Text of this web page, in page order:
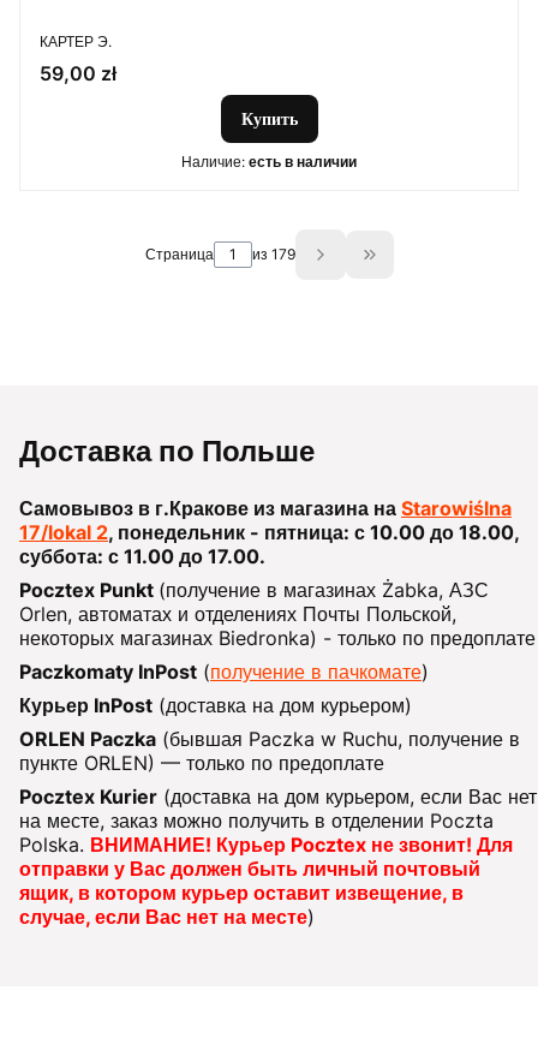
ПРОИЗВОДИТЕЛЬ
КАРТЕР Э.
Цена
59,00 zł
Купить
Наличие: есть в наличии
Страница из 179 Go to the last page
Доставка по Польше
Самовывоз в г.Кракове из магазина на Starowiślna
17/lokal 2, понедельник - пятница: с 10.00 до 18.00,
суббота: с 11.00 до 17.00.
Pocztex Punkt (получение в магазинах Żabka, АЗС
Orlen, автоматах и отделениях Почты Польской,
некоторых магазинах Biedronka) - только по предоплате
Paczkomaty InPost (получение в пачкомате)
Курьер InPost (доставка на дом курьером)
ORLEN Paczka (бывшая Paczka w Ruchu, получение в
пункте ORLEN) — только по предоплате
Pocztex Kurier (доставка на дом курьером, если Вас нет
на месте, заказ можно получить в отделении Poczta
Polska. ВНИМАНИЕ! Курьер Pocztex не звонит! Для
отправки у Вас должен быть личный почтовый
ящик, в котором курьер оставит извещение, в
случае, если Вас нет на месте)